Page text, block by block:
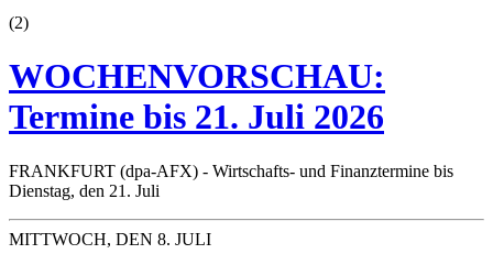
(2)
WOCHENVORSCHAU:
Termine bis 21. Juli 2026
FRANKFURT (dpa-AFX) - Wirtschafts- und Finanztermine bis
Dienstag, den 21. Juli
MITTWOCH, DEN 8. JULI